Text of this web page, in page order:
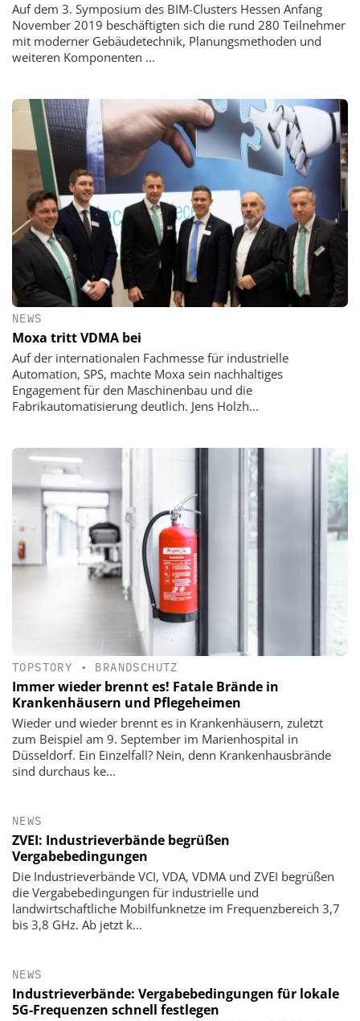
Auf dem 3. Symposium des BIM-Clusters Hessen Anfang
November 2019 beschäftigten sich die rund 280 Teilnehmer
mit moderner Gebäudetechnik, Planungsmethoden und
weiteren Komponenten ...
NEWS
Moxa tritt VDMA bei
Auf der internationalen Fachmesse für industrielle
Automation, SPS, machte Moxa sein nachhaltiges
Engagement für den Maschinenbau und die
Fabrikautomatisierung deutlich. Jens Holzh...
TOPSTORY • BRANDSCHUTZ
Immer wieder brennt es! Fatale Brände in
Krankenhäusern und Pflegeheimen
Wieder und wieder brennt es in Krankenhäusern, zuletzt
zum Beispiel am 9. September im Marienhospital in
Düsseldorf. Ein Einzelfall? Nein, denn Krankenhausbrände
sind durchaus ke...
NEWS
ZVEI: Industrieverbände begrüßen
Vergabebedingungen
Die Industrieverbände VCI, VDA, VDMA und ZVEI begrüßen
die Vergabebedingungen für industrielle und
landwirtschaftliche Mobilfunknetze im Frequenzbereich 3,7
bis 3,8 GHz. Ab jetzt k...
NEWS
Industrieverbände: Vergabebedingungen für lokale
5G-Frequenzen schnell festlegen